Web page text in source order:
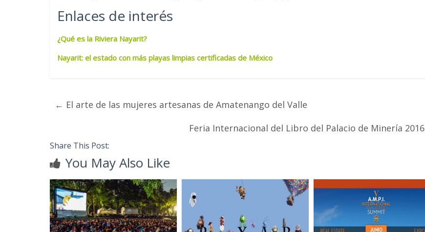
Enlaces de interés
¿Qué es la Riviera Nayarit?
Nayarit: el estado con más playas limpias certificadas de México
← El arte de las mujeres artesanas de Amatenango del Valle
Feria Internacional del Libro del Palacio de Minería 2016
Share This Post:
You May Also Like